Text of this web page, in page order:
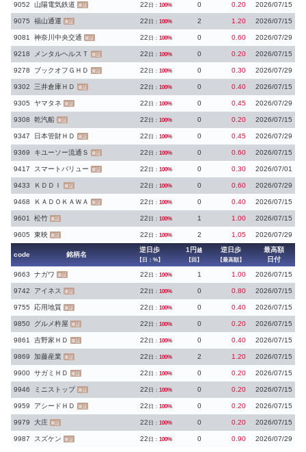
9052 山陽電気鉄道 東証 22 日： 100% 0 0.20 2026/07/15
9075 福山通運 東証 22 日： 100% 2 1.20 2026/07/15
9081 神奈川中央交通 東証 22 日： 100% 0 0.60 2026/07/29
9218 メンタルヘルスＴ 東証 22 日： 100% 0 0.20 2026/07/15
9278 ブックオフＧＨＤ 東証 22 日： 100% 0 0.30 2026/07/29
9302 三井倉庫ＨＤ 東証 22 日： 100% 0 0.40 2026/07/15
9305 ヤマタネ 東証 22 日： 100% 0 0.45 2026/07/29
9308 乾汽船 東証 22 日： 100% 0 0.20 2026/07/15
9347 日本管財ＨＤ 東証 22 日： 100% 0 0.45 2026/07/29
9369 キユーソー流通Ｓ 東証 22 日： 100% 0 0.60 2026/07/15
9417 スマートバリュー 東証 22 日： 100% 0 0.30 2026/07/01
9433 ＫＤＤＩ 東証 22 日： 100% 0 0.60 2026/07/29
9468 ＫＡＤＯＫＡＷＡ 東証 22 日： 100% 0 0.40 2026/07/15
9601 松竹 東証 22 日： 100% 1 1.00 2026/07/15
9605 東映 東証 22 日： 100% 2 1.05 2026/07/29
code 銘柄名
逆日歩
【日：%】
1円 越
【回】
逆日歩
【最高額】
最高額
日付
9663
ナガワ 東証 22 日： 100% 1 1.00 2026/07/15
9742 アイネス 東証 22 日： 100% 0 0.80 2026/07/15
9755 応用地質 東証 22 日： 100% 0 0.40 2026/07/15
9850 グルメ杵屋 東証 22 日： 100% 0 0.20 2026/07/15
9861 吉野家ＨＤ 東証 22 日： 100% 0 0.40 2026/07/15
9869 加藤産業 東証 22 日： 100% 2 1.20 2026/07/15
9900 サガミＨＤ 東証 22 日： 100% 0 0.20 2026/07/15
9946 ミニストップ 東証 22 日： 100% 0 0.20 2026/07/15
9959 アシードＨＤ 東証 22 日： 100% 0 0.20 2026/07/15
9979 大庄 東証 22 日： 100% 0 0.20 2026/07/15
9987 スズケン 東証 22 日： 100% 0 0.90 2026/07/29